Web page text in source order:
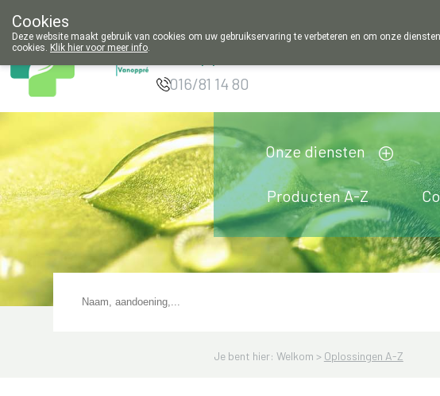
Apotheek
016/81 14 80
Onze diensten
Producten A-Z
Je bent hier: Welkom > Oplossingen A-Z
Cookies
Deze website maakt gebruik van cookies om uw gebruikservaring te verbeteren en om onze
cookies. Klik hier voor meer info.